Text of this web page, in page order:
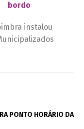
bordo
instalou
PONTO HORÁRIO DA